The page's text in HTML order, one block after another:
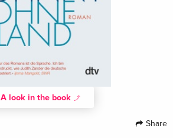
A look in the book
Share